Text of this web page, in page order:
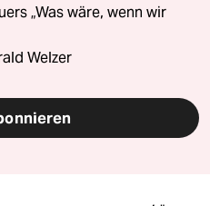
„Was wäre, wenn wir
Welzer